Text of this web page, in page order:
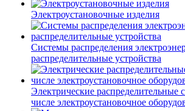
Электроустановочные изделия
Системы распределения
распределительные устройства
Электрические распределительные
числе электроустановочное